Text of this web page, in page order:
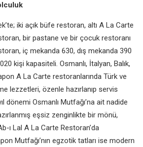
iki açık büfe restoran, altı A La Carte
bir pastane ve bir çocuk restoranı
iç mekanda 630, dış mekanda 390
kişi kapasiteli. Osmanlı, İtalyan, Balık,
A La Carte restoranlarında Türk ve
lezzetleri, özenle hazırlanıp servis
dönemi Osmanlı Mutfağı’na ait nadide
eşsiz zenginlikte bir mönü,
ı Lal A La Carte Restoran’da
Mutfağı’nın egzotik tatları ise modern